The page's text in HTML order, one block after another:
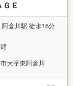
Ｅ
倉川駅 徒歩16分
大字東阿倉川